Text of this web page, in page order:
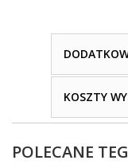
KOSZTY
POLECANE